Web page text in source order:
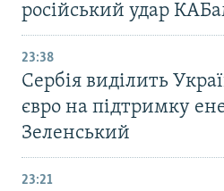
російський удар
23:38
Сербія виділить
євро на підтримку
Зеленський
23:21